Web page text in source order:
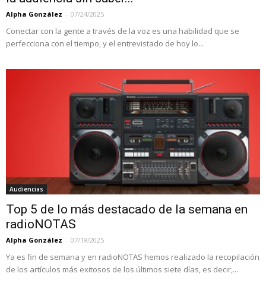
Alpha González - 07/24/2025
Conectar con la gente a través de la voz es una habilidad que se
perfecciona con el tiempo, y el entrevistado de hoy lo...
Audiencias
Top 5 de lo más destacado de la semana en
radioNOTAS
Alpha González - 07/19/2025
Ya es fin de semana y en radioNOTAS hemos realizado la recopilación
de los artículos más exitosos de los últimos siete días, es decir,...